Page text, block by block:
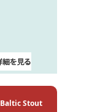
Baltic Stout